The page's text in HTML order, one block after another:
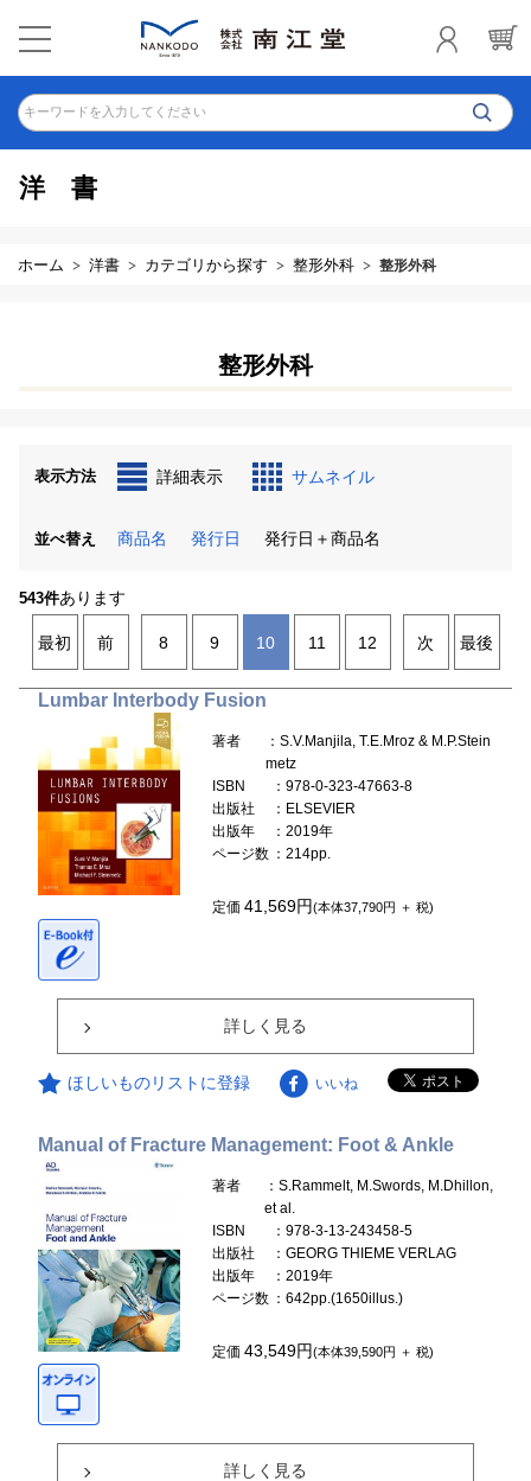
キーワードを入力してください
洋書
ホーム 洋書 カテゴリから探す 整形外科 整形外科
整形外科
表示方法 詳細表示 サムネイル
並べ替え 商品名 発行日 発行日＋商品名
543件あります
最初 前 8 9 10 11 12 次 最後
Lumbar Interbody Fusion
著者
：S.V.Manjila, T.E.Mroz & M.P.Stein
metz
ISBN
：978-0-323-47663-8
出版社
：ELSEVIER
出版年
：2019年
ページ数 ：214pp.
定価41,569円(本体37,790円 ＋ 税)
詳しく見る
ほしいものリストに登録 いいね
Manual of Fracture Management: Foot & Ankle
著者
：S.Rammelt, M.Swords, M.Dhillon,
et al.
ISBN
：978-3-13-243458-5
出版社
：GEORG THIEME VERLAG
出版年
：2019年
ページ数 ：642pp.(1650illus.)
定価43,549円(本体39,590円 ＋ 税)
詳しく見る